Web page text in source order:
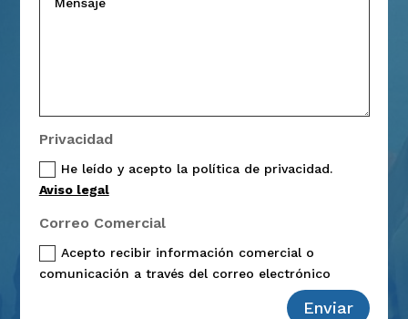
Privacidad
He leído y acepto la política de privacidad.
Aviso legal
Correo Comercial
Acepto recibir información comercial o
comunicación a través del correo electrónico
Enviar